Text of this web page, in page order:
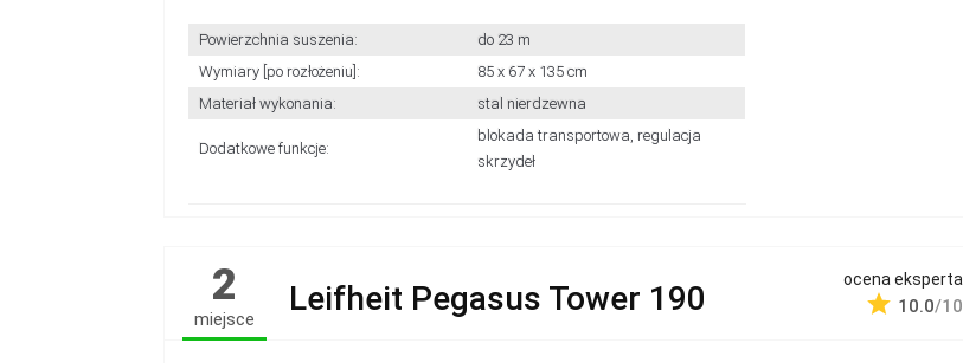
Powierzchnia suszenia:
do 23 m
Wymiary [po rozłożeniu]:
85 x 67 x 135 cm
Materiał wykonania:
stal nierdzewna
Dodatkowe funkcje:
blokada transportowa, regulacja
skrzydeł
2
miejsce
Leifheit Pegasus Tower 190 ocena eksperta
10.0/10